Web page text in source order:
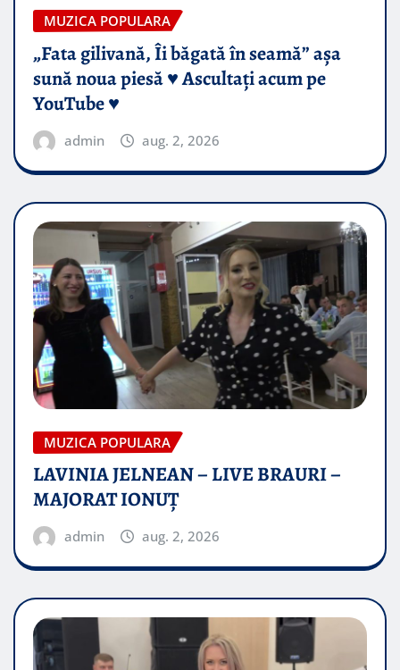
MUZICA POPULARA
„Fata gilivană, Îi băgată în seamă” așa
sună noua piesă ♥️ Ascultați acum pe
YouTube ♥️
admin aug. 2, 2026
MUZICA POPULARA
LAVINIA JELNEAN – LIVE BRAURI –
MAJORAT IONUŢ
admin aug. 2, 2026